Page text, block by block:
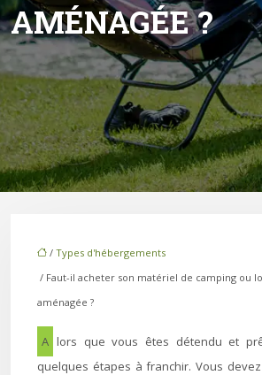
AMÉNAGÉE ?
/ Types d'hébergements
/ Faut-il acheter son matériel de camping ou
aménagée ?
Alors que vous êtes détendu et prêt à partir, il y a
quelques étapes à franchir. Vous